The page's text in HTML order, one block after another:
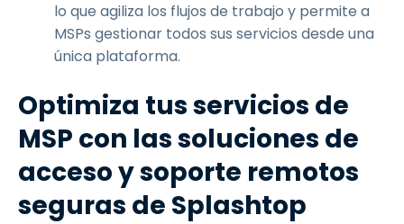
lo que agiliza los flujos de trabajo y permite a
MSPs gestionar todos sus servicios desde una
única plataforma.
Optimiza tus servicios de
MSP con las soluciones de
acceso y soporte remotos
seguras de Splashtop